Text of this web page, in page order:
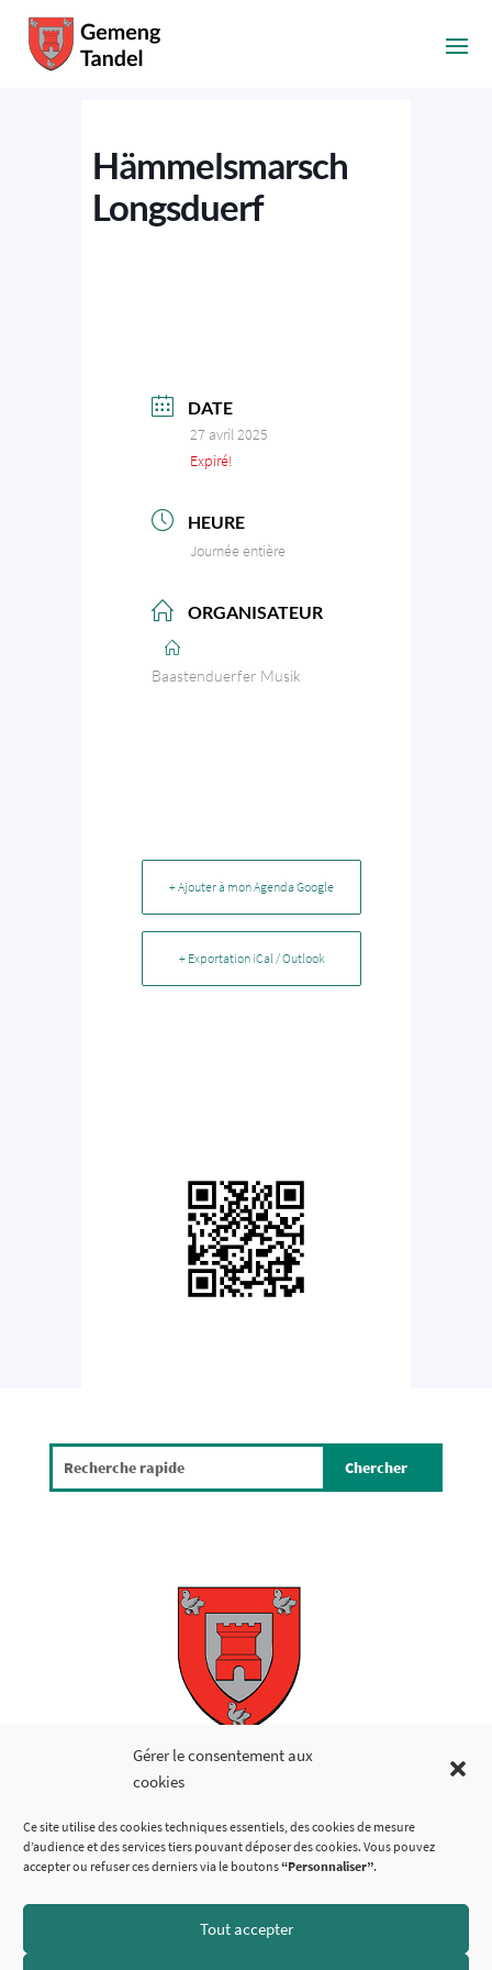
Gérer le consentement aux
cookies
Ce site utilise des cookies techniques essentiels, des cookies de mesure
d’audience et des services tiers pouvant déposer des cookies. Vous pouvez
accepter ou refuser ces derniers via le boutons“Personnaliser”.
Tout accepter
Hämmelsmarsch
Longsduerf
DATE
27 avril 2025
Expiré!
HEURE
Journée entière
ORGANISATEUR
Baastenduerfer Musik
+ Ajouter à mon Agenda Google
+ Exportation iCal / Outlook
Copyright © 2026
SUIVEZ-NOUS